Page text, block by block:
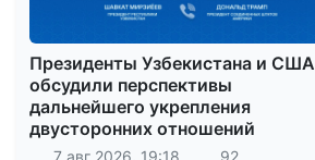
Президенты Узбекистана и США
обсудили перспективы
дальнейшего укрепления
двусторонних отношений
7 авг 2026, 19:18 92